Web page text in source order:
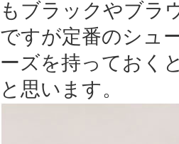
もブラックやブラ
ですが定番のシュ
ーズを持っておく
と思います。